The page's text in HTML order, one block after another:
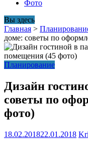
Фото
Вы здесь
Главная >
доме: советы по
Планирование
Дизайн
советы по
фото)
18.02.201822.01.2018